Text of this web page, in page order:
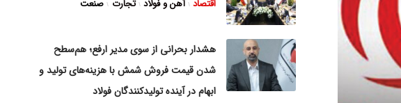
اقتصاد آهن و فولاد تجارت صنعت
هشدار بحرانی از سوی مدیر ارفع؛ هم‌سطح
شدن قیمت فروش شمش با هزینه‌های تولید و
ابهام در آینده تولیدکنندگان فولاد